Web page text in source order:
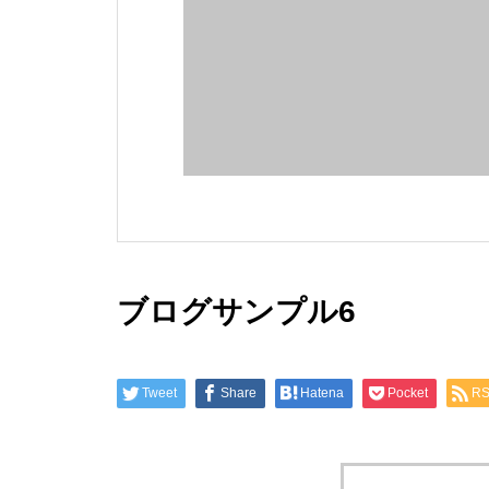
ブログサンプル6
Tweet Share Hatena Pocket